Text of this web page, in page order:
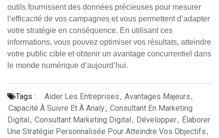
outils fournissent des données précieuses pour mesurer
l’efficacité de vos campagnes et vous permettent d’adapter
votre stratégie en conséquence. En utilisant ces
informations, vous pouvez optimiser vos résultats, atteindre
votre public cible et obtenir un avantage concurrentiel dans
le monde numérique d’aujourd’hui.
Tags : Aider Les Entreprises, Avantages Majeurs,
Capacité À Suivre Et À Analy, Consultant En Marketing
Digital, Consultant Marketing Digital, Développer, Élaborer
Une Stratégie Personnalisée Pour Atteindre Vos Objectifs,